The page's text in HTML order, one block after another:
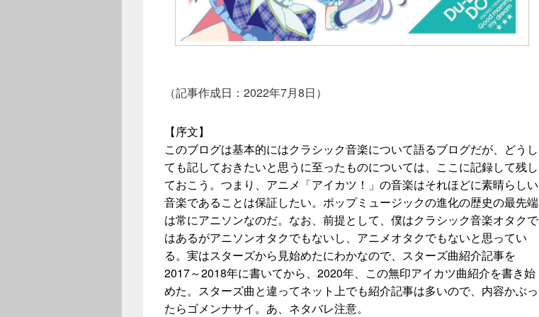
（記事作成日：2022年7月8日）
【序文】
このブログは基本的にはクラシック音楽について語るブログだが、どうし
ても記しておきたいと思うに至ったものについては、ここに記録して残し
ておこう。つまり、アニメ「アイカツ！」の音楽はそれほどに素晴らしい
音楽であることは保証したい。ポップミュージックの進化の歴史の最先端
は常にアニソンなのだ。なお、前提として、僕はクラシック音楽オタクで
はあるがアニソンオタクでもないし、アニメオタクでもないと思ってい
る。実はスターズから見始めたにわかなので、スターズ曲紹介記事を
2017～2018年に書いてから、2020年、この無印アイカツ曲紹介を書き始
めた。スターズ曲と違ってネット上でも紹介記事は多いので、内容かぶっ
たらゴメンナサイ。あ、ネタバレ注意。